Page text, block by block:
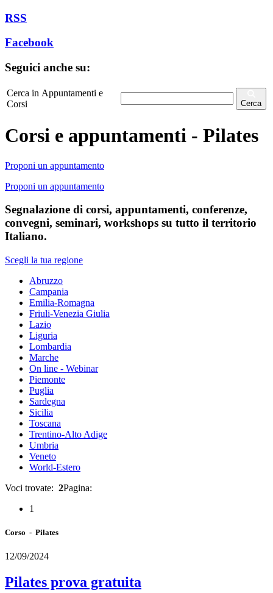
RSS
Facebook
Seguici anche su:
Cerca in Appuntamenti e
Corsi
Cerca
Corsi e appuntamenti - Pilates
Proponi un appuntamento
Proponi un appuntamento
Segnalazione di corsi, appuntamenti, conferenze,
convegni, seminari, workshops su tutto il territorio
Italiano.
Scegli la tua regione
Abruzzo
Campania
Emilia-Romagna
Friuli-Venezia Giulia
Lazio
Liguria
Lombardia
Marche
On line - Webinar
Piemonte
Puglia
Sardegna
Sicilia
Toscana
Trentino-Alto Adige
Umbria
Veneto
World-Estero
Voci trovate: 2Pagina:
1
Corso - Pilates
12/09/2024
Pilates prova gratuita